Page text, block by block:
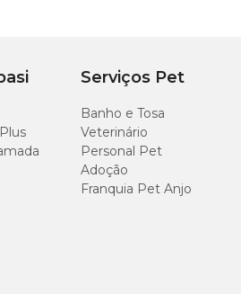
Serviços Pet
Banho e Tosa
Veterinário
Personal Pet
Adoção
Franquia Pet Anjo